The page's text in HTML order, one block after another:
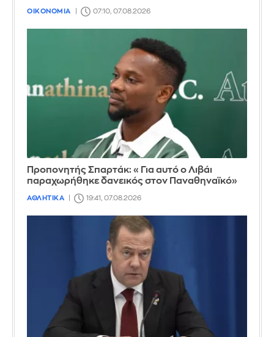
ΟΙΚΟΝΟΜΙΑ 07:10, 07.08.2026
Προπονητής Σπαρτάκ: «Για αυτό ο Λιβάι
παραχωρήθηκε δανεικός στον Παναθηναϊκό»
ΑΘΛΗΤΙΚΑ 19:41, 07.08.2026